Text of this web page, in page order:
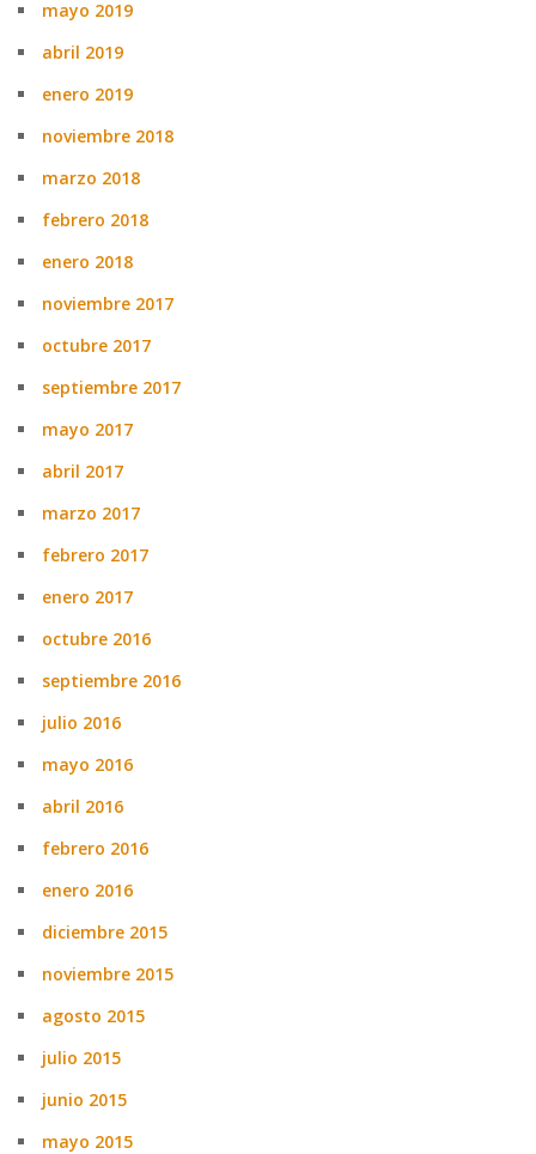
mayo 2019
abril 2019
enero 2019
noviembre 2018
marzo 2018
febrero 2018
enero 2018
noviembre 2017
octubre 2017
septiembre 2017
mayo 2017
abril 2017
marzo 2017
febrero 2017
enero 2017
octubre 2016
septiembre 2016
julio 2016
mayo 2016
abril 2016
febrero 2016
enero 2016
diciembre 2015
noviembre 2015
agosto 2015
julio 2015
junio 2015
mayo 2015